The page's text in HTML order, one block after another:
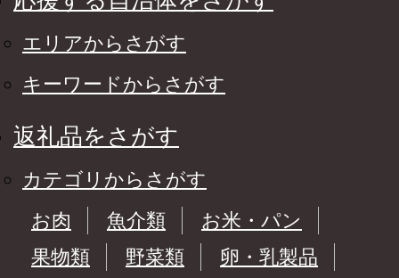
エリアからさがす
キーワードからさがす
返礼品をさがす
カテゴリからさがす
お肉
魚介類
お米・パン
果物類
野菜類
卵・乳製品